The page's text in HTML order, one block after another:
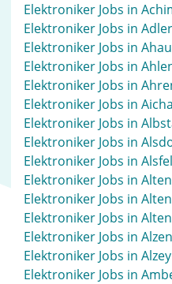
Elektroniker Jobs in
Elektroniker Jobs in
Elektroniker Jobs in
Elektroniker Jobs in
Elektroniker Jobs in
Elektroniker Jobs in
Elektroniker Jobs in
Elektroniker Jobs in
Elektroniker Jobs in
Elektroniker Jobs in
Elektroniker Jobs in
Elektroniker Jobs in
Elektroniker Jobs in
Elektroniker Jobs in Alzey
Elektroniker Jobs in